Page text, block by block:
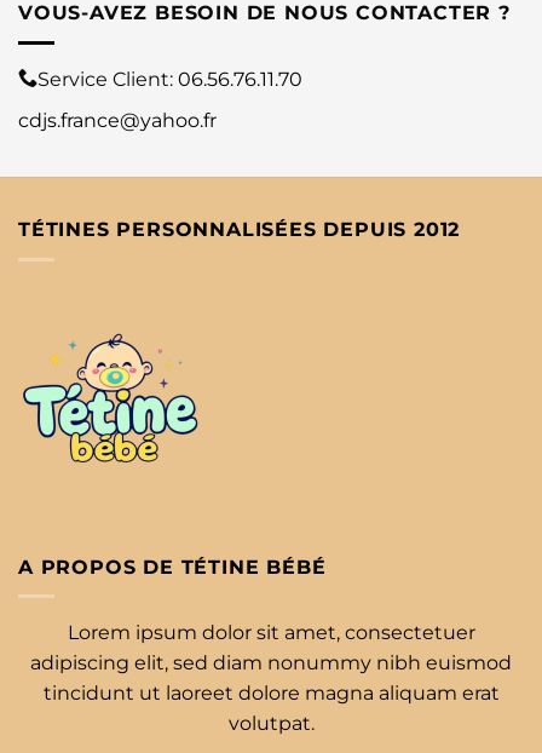
VOUS-AVEZ BESOIN DE NOUS CONTACTER ?
Service Client: 06.56.76.11.70
cdjs.france@yahoo.fr
TÉTINES PERSONNALISÉES DEPUIS 2012
A PROPOS DE TÉTINE BÉBÉ
Lorem ipsum dolor sit amet, consectetuer
adipiscing elit, sed diam nonummy nibh euismod
tincidunt ut laoreet dolore magna aliquam erat
volutpat.